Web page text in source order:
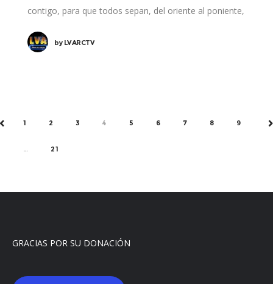
contigo, para que todos sepan, del oriente al poniente,
byLVARCTV
PREV1 2 3 4 5 6 7 8 9
… 21
GRACIAS POR SU DONACIÓN